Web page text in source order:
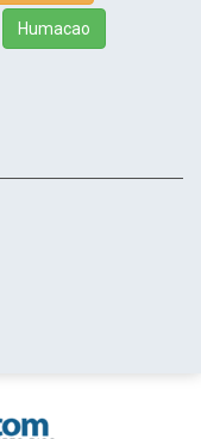
Humacao